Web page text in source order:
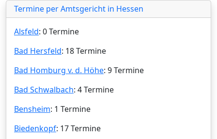
Termine per Amtsgericht in Hessen
Alsfeld: 0 Termine
Bad Hersfeld: 18 Termine
Bad Homburg v. d. Höhe: 9 Termine
Bad Schwalbach: 4 Termine
Bensheim: 1 Termine
Biedenkopf: 17 Termine